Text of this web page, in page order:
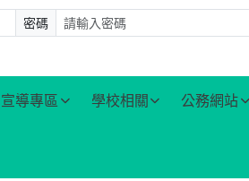
密碼
宣導專區 學校相關 公務網站